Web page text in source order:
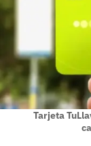
Tarjeta